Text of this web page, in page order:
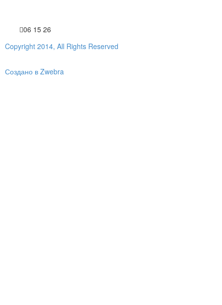
06 15 26
Copyright 2014, All Rights Reserved
Создано в Zwebra